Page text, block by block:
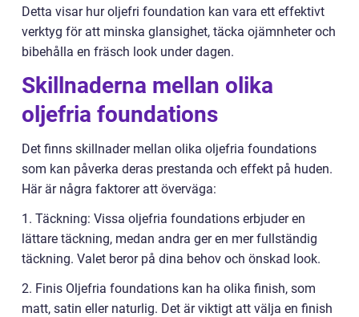
Detta visar hur oljefri foundation kan vara ett effektivt
verktyg för att minska glansighet, täcka ojämnheter och
bibehålla en fräsch look under dagen.
Skillnaderna mellan olika
oljefria foundations
Det finns skillnader mellan olika oljefria foundations
som kan påverka deras prestanda och effekt på huden.
Här är några faktorer att överväga:
1. Täckning: Vissa oljefria foundations erbjuder en
lättare täckning, medan andra ger en mer fullständig
täckning. Valet beror på dina behov och önskad look.
2. Finis Oljefria foundations kan ha olika finish, som
matt, satin eller naturlig. Det är viktigt att välja en finish